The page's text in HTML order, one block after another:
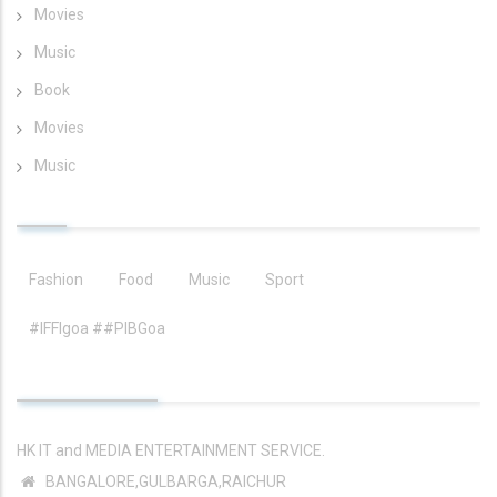
Movies
Music
Book
Movies
Music
Fashion Food Music Sport
#IFFIgoa ##PIBGoa
HK IT and MEDIA ENTERTAINMENT SERVICE.
BANGALORE,GULBARGA,RAICHUR